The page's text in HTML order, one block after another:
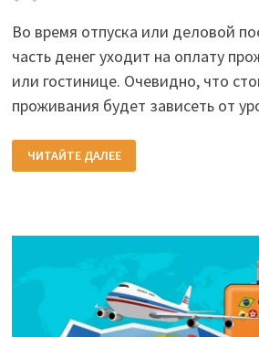
Во время отпуска или деловой
часть денег уходит на оплату
или гостинице. Очевидно, что
проживания будет зависеть от
КАК
ВЫБРАТЬ
ОТЕЛЬ
ЧИТАЙТЕ ДАЛЕЕ